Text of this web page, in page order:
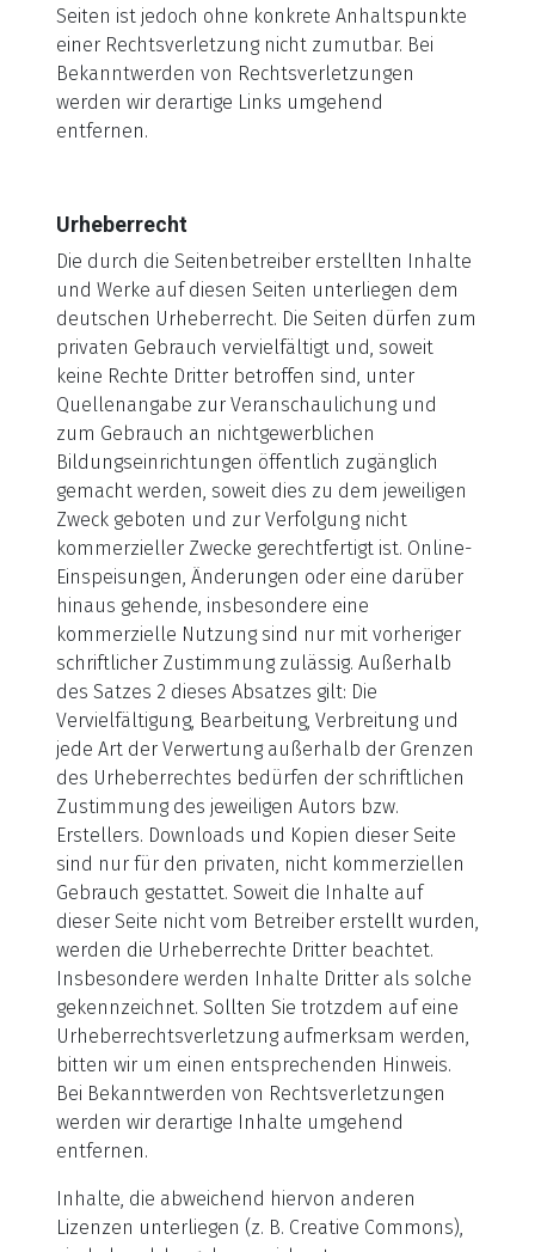
Seiten ist jedoch ohne konkrete Anhaltspunkte
einer Rechtsverletzung nicht zumutbar. Bei
Bekanntwerden von Rechtsverletzungen
werden wir derartige Links umgehend
entfernen.
Urheberrecht
Die durch die Seitenbetreiber erstellten Inhalte
und Werke auf diesen Seiten unterliegen dem
deutschen Urheberrecht. Die Seiten dürfen zum
privaten Gebrauch vervielfältigt und, soweit
keine Rechte Dritter betroffen sind, unter
Quellenangabe zur Veranschaulichung und
zum Gebrauch an nichtgewerblichen
Bildungseinrichtungen öffentlich zugänglich
gemacht werden, soweit dies zu dem jeweiligen
Zweck geboten und zur Verfolgung nicht
kommerzieller Zwecke gerechtfertigt ist. Online-
Einspeisungen, Änderungen oder eine darüber
hinaus gehende, insbesondere eine
kommerzielle Nutzung sind nur mit vorheriger
schriftlicher Zustimmung zulässig. Außerhalb
des Satzes 2 dieses Absatzes gilt: Die
Vervielfältigung, Bearbeitung, Verbreitung und
jede Art der Verwertung außerhalb der Grenzen
des Urheberrechtes bedürfen der schriftlichen
Zustimmung des jeweiligen Autors bzw.
Erstellers. Downloads und Kopien dieser Seite
sind nur für den privaten, nicht kommerziellen
Gebrauch gestattet. Soweit die Inhalte auf
dieser Seite nicht vom Betreiber erstellt wurden,
werden die Urheberrechte Dritter beachtet.
Insbesondere werden Inhalte Dritter als solche
gekennzeichnet. Sollten Sie trotzdem auf eine
Urheberrechtsverletzung aufmerksam werden,
bitten wir um einen entsprechenden Hinweis.
Bei Bekanntwerden von Rechtsverletzungen
werden wir derartige Inhalte umgehend
entfernen.
Inhalte, die abweichend hiervon anderen
Lizenzen unterliegen (z. B. Creative Commons),